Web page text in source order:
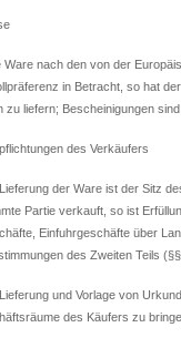
Ware nach den von der
in Betracht, so hat
zu liefern; Bescheinigungen
des Verkäufers
der Ware ist der Sitz
Partie verkauft, so ist
Einfuhrgeschäfte über
des Zweiten Teils
und Vorlage von
des Käufers zu